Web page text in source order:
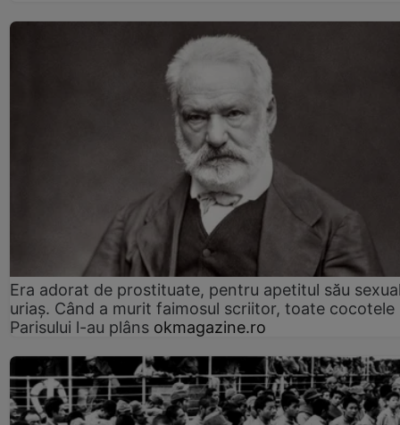
Era adorat de prostituate, pentru apetitul său
uriaș. Când a murit faimosul scriitor, toate cocotele
Parisului l-au plâns okmagazine.ro